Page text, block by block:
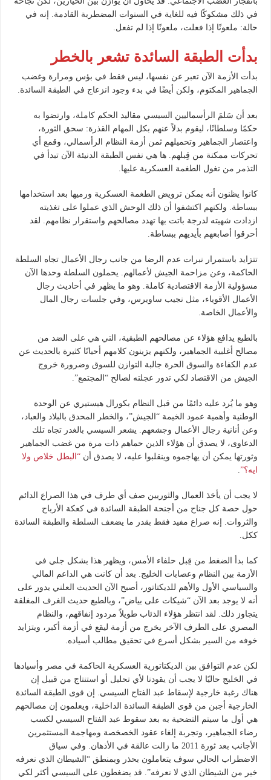
في ذلك مشكوكًا فيه للغاية في السنوات المضطربة القادمة. إنه في
حالة: ملعونًا إذا فعلت، ملعونًا إذا لم تفعل.
بدأت الطبقة السائدة تشعر بالخطر
بدأت الأزمة الآن تعبر عن نفسها، ليس فقط في بؤس ومرارة وغضب
الجماهير المكتوم، ولكن أيضًا في بدء وجود انزعاج في الطبقة السائدة.
بعد أن سَلمَ الرأسماليين السيسي مقاليد الحكم كاملة، وارتضوا به
حكمًا وسلطانًا، ليقوم بدلاً عنهم بكل المهام القذرة: سحق الثورة،
واعتصار الجماهير وتحميلهم ثمن أزمة النظام الرأسمالي، وقمع أي
تحركات ممكنة من قِبلهم. ها هي نفس الطبقة الدنيئة الآن تبدأ في
التذمر من تغول الطغمة العسكرية عليها.
كانوا يظنون أنه يمكن ترويض الطغمة العسكرية ورميها بعد استخدامها
ببساطة. ولكنهم اكتشفوا أن ذلك الوحش الذي عملوا على تغذيته
ازدادت شهيته لدرجة باتت بها تهدد مصالحهم واستقرار نظامهم. لقد
أحرقوا أصابعهم بأيديهم ببساطة.
تتزايد باستمرار نبرات عدم الرضا من جانب رجال الأعمال تجاه السلطة
الحاكمة، وعن مزاحمة الجيش لأعمالهم. يحملون السلطة وحدها الآن
مسؤولية الأزمة الاقتصادية كاملة. وهو ما يظهر في أحاديث رجال
الأعمال الأقوياء، مثل نجيب ساويرس، وفي جلسات رجال المال
والأعمال الخاصة.
بالطبع يدافع هؤلاء عن مصالحهم الطبقية، التي هي على الضد من
مصالح أغلبية الجماهير، ولكنهم يزينون كلامهم أحيانًا كثيرة بالحديث عن
عدم الكفاءة والسوق الحرة جالبة التوازن للسوق وضرورة خروج
الجيش من الاقتصاد لكي تدور عجلته لصالح “المجتمع”.
وهو ما يُرد عليه دائمًا من قبل النظام بكورال هيستيري عن الوحدة
الوطنية وأهمية عمود الخيمة “الجيش”، والخطر المحدق بالبلاد والعباد،
وعن أنانية رجال الأعمال وجشعهم. يشعر السيسي بالغدر تجاه تلك
الدعاوى، لا يصدق أن هؤلاء الذين حماهم ذات مرة من غضب الجماهير
وثورتها يمكن أن يهاجموه وينقلبوا عليه، لا يصدق أن“البطل خلاص ولا
ايه؟”
لا يجب أن يأخذ العمال والثوريين صف أي طرف في هذا الصراع الدائم
حول حصة كل جناح من أجنحة الطبقة السائدة في كعكة الأرباح
والثروات. إنه صراع مفيد فقط بقدر ما يضعف السلطة والطبقة السائدة
ككل.
كما بدأ الضغط من قِبل حلفاء الأمس، ويظهر هذا بشكل جلي في
الأزمة بين النظام وعصابات الخليج. بعد أن كانت هي الداعم المالي
والسياسي الأول والأهم للديكتاتور، أصبح الآن الحديث العلني يدور على
أنه لا يوجد بعد الآن “شيكات على بياض”، وبالطبع حديث الغرف المغلقة
يتجاوز ذلك. لقد انتظر هؤلاء الذئاب طويلاً مردود إنفاقهم، والنظام
المصري على الطرف الآخر يخرج من أزمة ليقع في أزمة أكبر، ويتزايد
خوفه من السير بشكل أسرع في تحقيق مطالب أسياده.
لكن عدم التوافق بين الديكتاتورية العسكرية الحاكمة في مصر وأسيادها
في الخليج حاليًا لا يجب أن يقودنا لأي تحليل أو استنتاج من قبيل إن
هناك رغبة خارجية لإسقاط عبد الفتاح السيسي. إن قوى الطبقة السائدة
الخارجية أجبن من قوى الطبقة السائدة الداخلية، ويعلمون إن مصالحهم
هي أول ما سيتم التضحية به بعد سقوط عبد الفتاح السيسي لكسب
رضاء الجماهير، وتجربة إلغاء عقود الخصخصة ومهاجمة المستثمرين
الأجانب بعد ثورة 2011 ما زالت عالقة في الأذهان. وفي سياق
الاضطراب الحالي سوف يتعاملون بحذر وبمنطق “الشيطان الذي نعرفه
خير من الشيطان الذي لا نعرفه”. قد يضغطون على السيسي أكثر لكي